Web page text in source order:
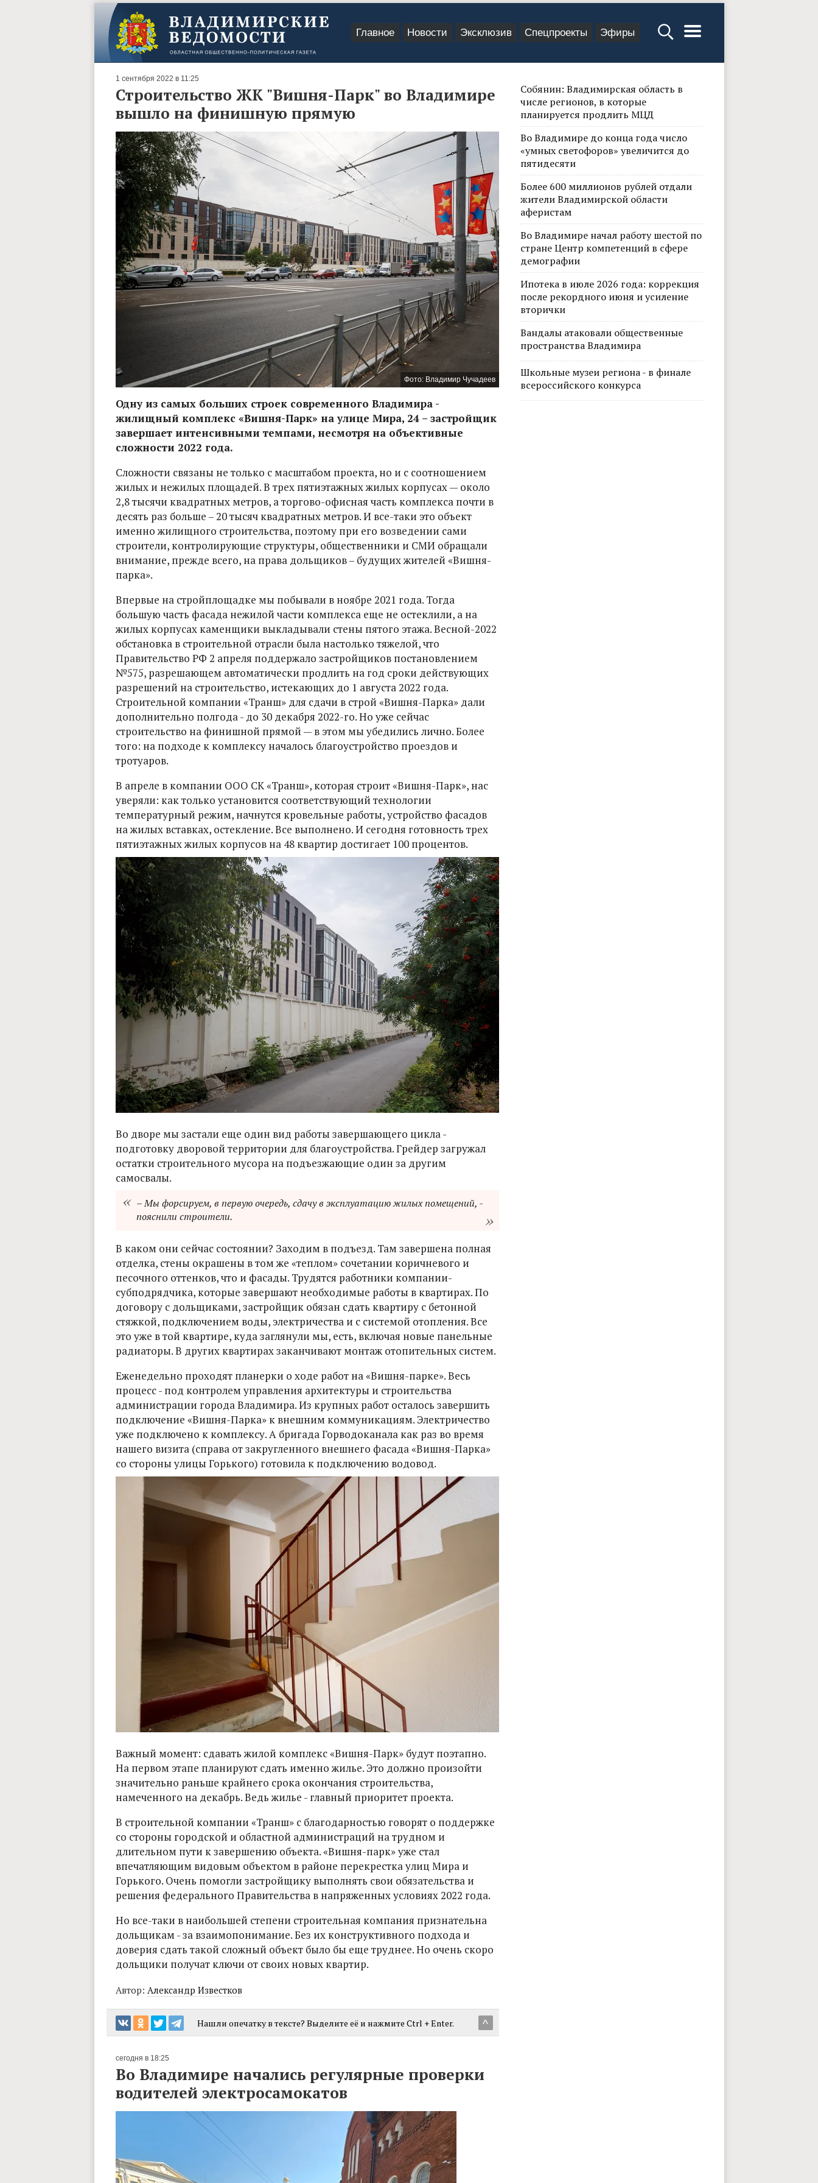
Главное Новости Эксклюзив Спецпроекты Эфиры
1 сентября 2022 в 11:25
Строительство ЖК "Вишня-Парк" во Владимире
вышло на финишную прямую
Фото: Владимир Чучадеев
Одну из самых больших строек современного Владимира -
жилищный комплекс «Вишня-Парк» на улице Мира, 24 – застройщик
завершает интенсивными темпами, несмотря на объективные
сложности 2022 года.
Сложности связаны не только с масштабом проекта, но и с соотношением
жилых и нежилых площадей. В трех пятиэтажных жилых корпусах — около
2,8 тысячи квадратных метров, а торгово-офисная часть комплекса почти в
десять раз больше – 20 тысяч квадратных метров. И все-таки это объект
именно жилищного строительства, поэтому при его возведении сами
строители, контролирующие структуры, общественники и СМИ обращали
внимание, прежде всего, на права дольщиков – будущих жителей «Вишня-
парка».
Впервые на стройплощадке мы побывали в ноябре 2021 года. Тогда
большую часть фасада нежилой части комплекса еще не остеклили, а на
жилых корпусах каменщики выкладывали стены пятого этажа. Весной-2022
обстановка в строительной отрасли была настолько тяжелой, что
Правительство РФ 2 апреля поддержало застройщиков постановлением
№575, разрешающем автоматически продлить на год сроки действующих
разрешений на строительство, истекающих до 1 августа 2022 года.
Строительной компании «Транш» для сдачи в строй «Вишня-Парка» дали
дополнительно полгода - до 30 декабря 2022-го. Но уже сейчас
строительство на финишной прямой — в этом мы убедились лично. Более
того: на подходе к комплексу началось благоустройство проездов и
тротуаров.
В апреле в компании ООО СК «Транш», которая строит «Вишня-Парк», нас
уверяли: как только установится соответствующий технологии
температурный режим, начнутся кровельные работы, устройство фасадов
на жилых вставках, остекление. Все выполнено. И сегодня готовность трех
пятиэтажных жилых корпусов на 48 квартир достигает 100 процентов.
Во дворе мы застали еще один вид работы завершающего цикла -
подготовку дворовой территории для благоустройства. Грейдер загружал
остатки строительного мусора на подъезжающие один за другим
самосвалы.
– Мы форсируем, в первую очередь, сдачу в эксплуатацию жилых помещений, -
пояснили строители.
В каком они сейчас состоянии? Заходим в подъезд. Там завершена полная
отделка, стены окрашены в том же «теплом» сочетании коричневого и
песочного оттенков, что и фасады. Трудятся работники компании-
субподрядчика, которые завершают необходимые работы в квартирах. По
договору с дольщиками, застройщик обязан сдать квартиру с бетонной
стяжкой, подключением воды, электричества и с системой отопления. Все
это уже в той квартире, куда заглянули мы, есть, включая новые панельные
радиаторы. В других квартирах заканчивают монтаж отопительных систем.
Еженедельно проходят планерки о ходе работ на «Вишня-парке». Весь
процесс - под контролем управления архитектуры и строительства
администрации города Владимира. Из крупных работ осталось завершить
подключение «Вишня-Парка» к внешним коммуникациям. Электричество
уже подключено к комплексу. А бригада Горводоканала как раз во время
нашего визита (справа от закругленного внешнего фасада «Вишня-Парка»
со стороны улицы Горького) готовила к подключению водовод.
Важный момент: сдавать жилой комплекс «Вишня-Парк» будут поэтапно.
На первом этапе планируют сдать именно жилье. Это должно произойти
значительно раньше крайнего срока окончания строительства,
намеченного на декабрь. Ведь жилье - главный приоритет проекта.
В строительной компании «Транш» с благодарностью говорят о поддержке
со стороны городской и областной администраций на трудном и
длительном пути к завершению объекта. «Вишня-парк» уже стал
впечатляющим видовым объектом в районе перекрестка улиц Мира и
Горького. Очень помогли застройщику выполнять свои обязательства и
решения федерального Правительства в напряженных условиях 2022 года.
Но все-таки в наибольшей степени строительная компания признательна
дольщикам - за взаимопонимание. Без их конструктивного подхода и
доверия сдать такой сложный объект было бы еще труднее. Но очень скоро
дольщики получат ключи от своих новых квартир.
Автор: Александр Известков
^
Нашли опечатку в тексте? Выделите её и нажмите Ctrl + Enter.
сегодня в 18:25
Во Владимире начались регулярные проверки
водителей электросамокатов
Собянин: Владимирская область в
числе регионов, в которые
планируется продлить МЦД
Во Владимире до конца года число
«умных светофоров» увеличится до
пятидесяти
Более 600 миллионов рублей отдали
жители Владимирской области
аферистам
Во Владимире начал работу шестой по
стране Центр компетенций в сфере
демографии
Ипотека в июле 2026 года: коррекция
после рекордного июня и усиление
вторички
Вандалы атаковали общественные
пространства Владимира
Школьные музеи региона - в финале
всероссийского конкурса